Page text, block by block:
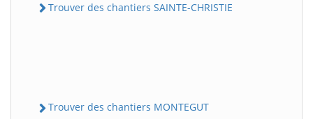
Trouver des chantiers SAINTE-CHRISTIE
Trouver des chantiers MONTEGUT